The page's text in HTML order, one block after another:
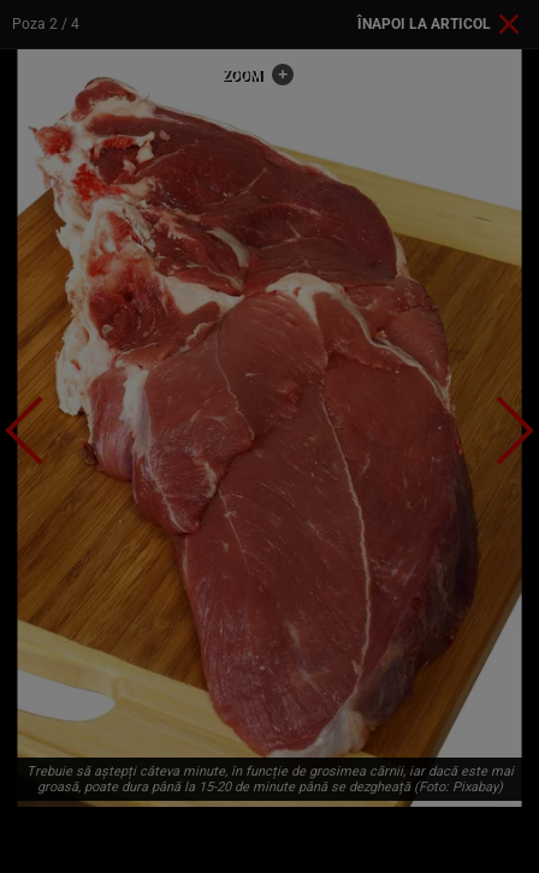
Poza 2 / 4 ÎNAPOI LA ARTICOL
Trebuie să aștepți câteva minute, în funcție de grosimea cărnii, iar dacă este mai
groasă, poate dura până la 15-20 de minute până se dezgheață (Foto: Pixabay)